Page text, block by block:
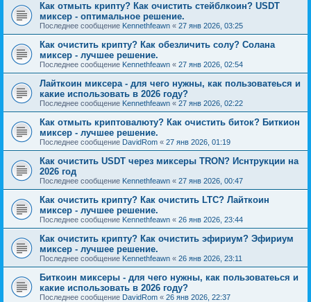
Как отмыть крипту? Как очистить стейблкоин? USDT
миксер - оптимальное решение.
Последнее сообщение Kennethfeawn « 27 янв 2026, 03:25
Как очистить крипту? Как обезличить солу? Солана
миксер - лучшее решение.
Последнее сообщение Kennethfeawn « 27 янв 2026, 02:54
Лайткоин миксера - для чего нужны, как пользоватеься и
какие использовать в 2026 году?
Последнее сообщение Kennethfeawn « 27 янв 2026, 02:22
Как отмыть криптовалюту? Как очистить биток? Биткион
миксер - лучшее решение.
Последнее сообщение DavidRom « 27 янв 2026, 01:19
Как очистить USDT через миксеры TRON? Иснтрукции на
2026 год
Последнее сообщение Kennethfeawn « 27 янв 2026, 00:47
Как очистить крипту? Как очистить LTC? Лайткоин
миксер - лучшее решение.
Последнее сообщение Kennethfeawn « 26 янв 2026, 23:44
Как очистить крипту? Как очистить эфириум? Эфириум
миксер - лучшее решение.
Последнее сообщение Kennethfeawn « 26 янв 2026, 23:11
Биткоин миксеры - для чего нужны, как пользоватеься и
какие использовать в 2026 году?
Последнее сообщение DavidRom « 26 янв 2026, 22:37